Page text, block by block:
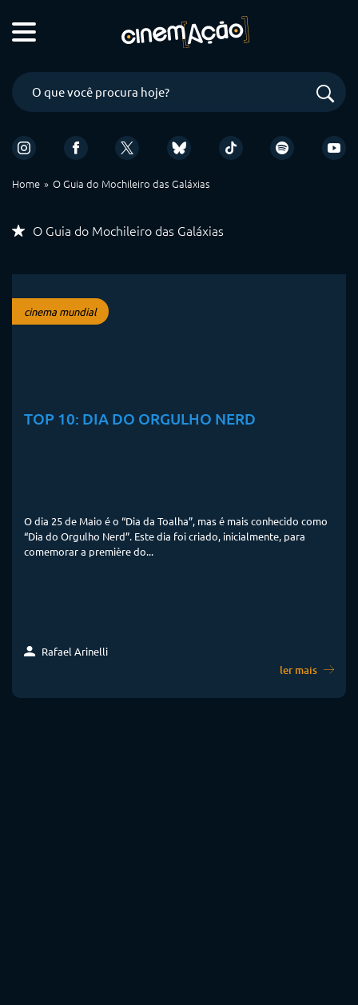
Home O Guia do Mochileiro das Galáxias
O Guia do Mochileiro das Galáxias
cinema mundial
TOP 10: DIA DO ORGULHO NERD
O dia 25 de Maio é o “Dia da Toalha”, mas é mais conhecido como
“Dia do Orgulho Nerd”. Este dia foi criado, inicialmente, para
comemorar a première do...
Rafael Arinelli
ler mais